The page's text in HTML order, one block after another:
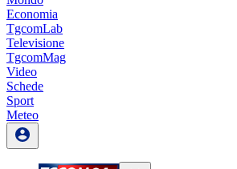
Economia
TgcomLab
Televisione
TgcomMag
Video
Schede
Sport
Meteo